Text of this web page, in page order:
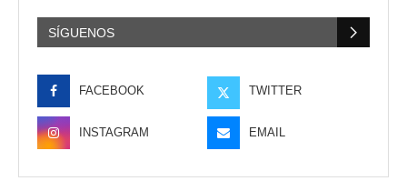
SÍGUENOS
FACEBOOK TWITTER
INSTAGRAM EMAIL